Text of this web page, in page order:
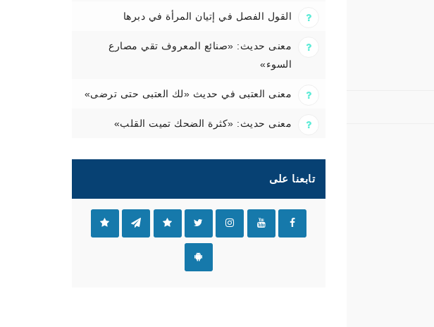
القول الفصل في إتيان المرأة في دبرها
معنى حديث: «صنائع المعروف تقي مصارع
السوء»
معنى العتبى في حديث «لك العتبى حتى ترضى»
معنى حديث: «كثرة الضحك تميت القلب»
تابعنا على